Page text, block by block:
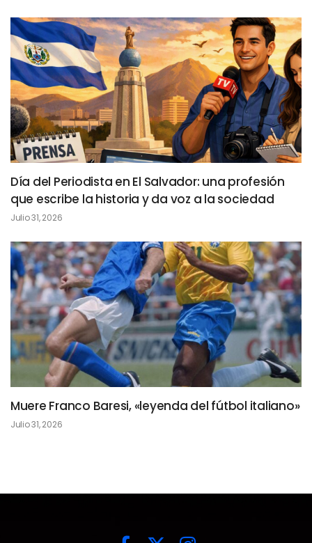
Día del Periodista en El Salvador: una profesión
que escribe la historia y da voz a la sociedad
Julio 31, 2026
Muere Franco Baresi, «leyenda del fútbol italiano»
Julio 31, 2026